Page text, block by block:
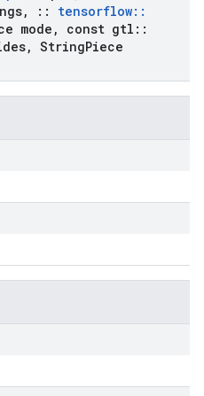
, :: tensorflow::
mode , const gtl ::
, StringPiece